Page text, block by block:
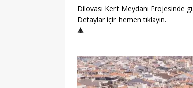
Dilovası Kent Meydanı Projesinde
Detaylar için hemen tıklayın.
🔺